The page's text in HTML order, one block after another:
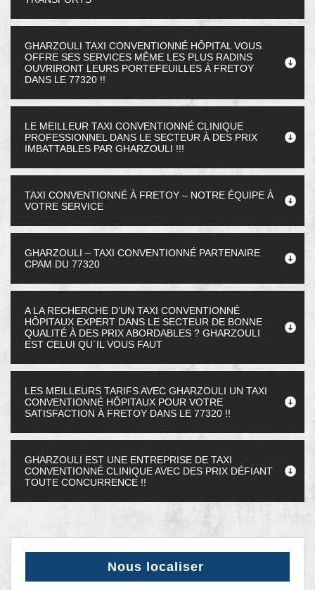
GHARZOULI TAXI CONVENTIONNÉ HÔPITAL VOUS
OFFRE SES SERVICES MÊME LES PLUS RADINS
OUVRIRONT LEURS PORTEFEUILLES À FRETOY
DANS LE 77320 !!
LE MEILLEUR TAXI CONVENTIONNÉ CLINIQUE
PROFESSIONNEL DANS LE SECTEUR À DES PRIX
IMBATTABLES PAR GHARZOULI !!!
TAXI CONVENTIONNÉ À FRETOY – NOTRE ÉQUIPE À
VOTRE SERVICE
GHARZOULI – TAXI CONVENTIONNÉ PARTENAIRE
CPAM DU 77320
A LA RECHERCHE D’UN TAXI CONVENTIONNÉ
HÔPITAUX EXPERT DANS LE SECTEUR DE BONNE
QUALITÉ À DES PRIX ABORDABLES ? GHARZOULI
EST CELUI QU`IL VOUS FAUT
LES MEILLEURS TARIFS AVEC GHARZOULI UN TAXI
CONVENTIONNÉ HÔPITAUX POUR VOTRE
SATISFACTION À FRETOY DANS LE 77320 !!
GHARZOULI EST UNE ENTREPRISE DE TAXI
CONVENTIONNÉ CLINIQUE AVEC DES PRIX DÉFIANT
TOUTE CONCURRENCE !!
Nous localiser